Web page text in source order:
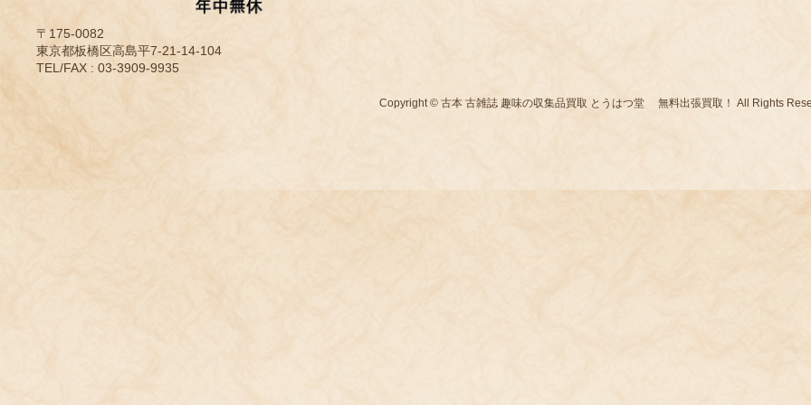
〒175-0082
東京都板橋区高島平7-21-14-104
TEL/FAX : 03-3909-9935
Copyright © 古本 古雑誌 趣味の収集品買取 とうはつ堂 無料出張買取！ All Rights